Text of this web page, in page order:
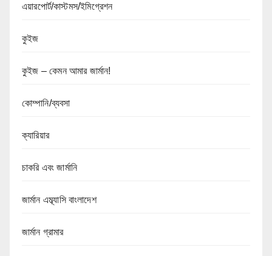
এয়ারপোর্ট/কাস্টমস/ইমিগ্রেশন
কুইজ
কুইজ – কেমন আমার জার্মান!
কোম্পানি/ব্যবসা
ক্যারিয়ার
চাকরি এবং জার্মানি
জার্মান এম্ব্যাসি বাংলাদেশ
জার্মান গ্রামার